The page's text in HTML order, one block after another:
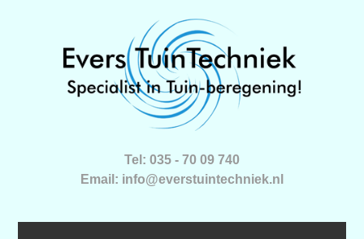
Tel: 035 - 70 09 740
Email: info@everstuintechniek.nl